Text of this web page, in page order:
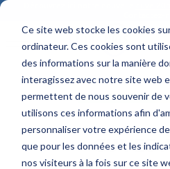
Ce site web stocke les cookies
ordinateur. Ces cookies sont
des informations sur la manière
interagissez avec notre site web
permettent de nous souvenir de
utilisons ces informations afin
personnaliser votre expérience
que pour les données et les
nos visiteurs à la fois sur ce site
Accueil Cuves à eau
CUVES